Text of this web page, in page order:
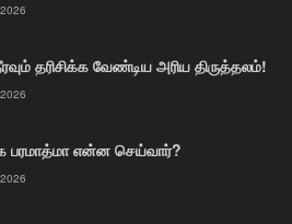
தரிசிக்க வேண்டிய அரிய திருத்தலம்!
பரமாத்மா என்ன செய்வார்?